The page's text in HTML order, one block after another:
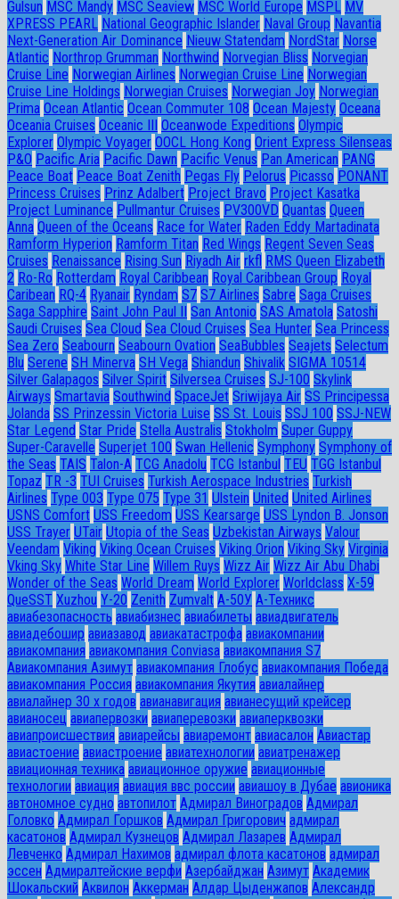
Gulsun MSC Mandy MSC Seaview MSC World Europe MSPL MV
XPRESS PEARL National Geographic Islander Naval Group Navantia
Next-Generation Air Dominance Nieuw Statendam NordStar Norse
Atlantic Northrop Grumman Northwind Norvegian Bliss Norvegian
Cruise Line Norwegian Airlines Norwegian Cruise Line Norwegian
Cruise Line Holdings Norwegian Cruises Norwegian Joy Norwegian
Prima Ocean Atlantic Ocean Commuter 108 Ocean Majesty Oceana
Oceania Cruises Oceanic III Oceanwode Expeditions Olympic
Explorer Olympic Voyager OOCL Hong Kong Orient Express Silenseas
P&O Pacific Aria Pacific Dawn Pacific Venus Pan American PANG
Peace Boat Peace Boat Zenith Pegas Fly Pelorus Picasso PONANT
Princess Cruises Prinz Adalbert Project Bravo Project Kasatka
Project Luminance Pullmantur Cruises PV300VD Quantas Queen
Anna Queen of the Oceans Race for Water Raden Eddy Martadinata
Ramform Hyperion Ramform Titan Red Wings Regent Seven Seas
Cruises Renaissance Rising Sun Riyadh Air rkfl RMS Queen Elizabeth
2 Ro-Ro Rotterdam Royal Caribbean Royal Caribbean Group Royal
Caribean RQ-4 Ryanair Ryndam S7 S7 Airlines Sabre Saga Cruises
Saga Sapphire Saint John Paul II San Antonio SAS Amatola Satoshi
Saudi Cruises Sea Cloud Sea Cloud Cruises Sea Hunter Sea Princess
Sea Zero Seabourn Seabourn Ovation SeaBubbles Seajets Selectum
Blu Serene SH Minerva SH Vega Shiandun Shivalik SIGMA 10514
Silver Galapagos Silver Spirit Silversea Cruises SJ-100 Skylink
Airways Smartavia Southwind SpaceJet Sriwijaya Air SS Principessa
Jolanda SS Prinzessin Victoria Luise SS St. Louis SSJ 100 SSJ-NEW
Star Legend Star Pride Stella Australis Stokholm Super Guppy
Super-Caravelle Superjet 100 Swan Hellenic Symphony Symphony of
the Seas TAIS Talon-A TCG Anadolu TCG Istanbul TEU TGG Istanbul
Topaz TR -3 TUI Cruises Turkish Aerospace Industries Turkish
Airlines Type 003 Type 075 Type 31 Ulstein United United Airlines
USNS Comfort USS Freedom USS Kearsarge USS Lyndon B. Jonson
USS Trayer UTair Utopia of the Seas Uzbekistan Airways Valour
Veendam Viking Viking Ocean Cruises Viking Orion Viking Sky Virginia
Vking Sky White Star Line Willem Ruys Wizz Air Wizz Air Abu Dhabi
Wonder of the Seas World Dream World Explorer Worldclass X-59
QueSST Xuzhou Y-20 Zenith Zumvalt А-50У А-Техникс
авиабезопасность авиабизнес авиабилеты авиадвигатель
авиадебошир авиазавод авиакатастрофа авиакомпании
авиакомпания авиакомпания Conviasa авиакомпания S7
Авиакомпания Азимут авиакомпания Глобус авиакомпания Победа
авиакомпания Россия авиакомпания Якутия авиалайнер
авиалайнер 30 х годов авианавигация авианесущий крейсер
авианосец авиапервозки авиаперевозки авиаперквозки
авиапроисшествия авиарейсы авиаремонт авиасалон Авиастар
авиастоение авиастроение авиатехнологии авиатренажер
авиационная техника авиационное оружие авиационные
технологии авиация авиация ввс россии авиашоу в Дубае авионика
автономное судно автопилот Адмирал Виноградов Адмирал
Головко Адмирал Горшков Адмирал Григорович адмирал
касатонов Адмирал Кузнецов Адмирал Лазарев Адмирал
Левченко Адмирал Нахимов адмирал флота касатонов адмирал
эссен Адмиралтейские верфи Азербайджан Азимут Академик
Шокальский Аквилон Аккерман Алдар Цыденжапов Александр